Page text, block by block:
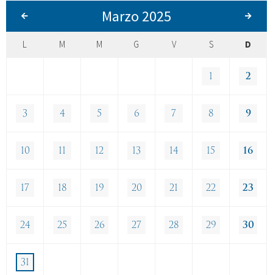
Marzo 2025
L M M G V S D
1 2
3 4 5 6 7 8 9
10 11 12 13 14 15 16
17 18 19 20 21 22 23
24 25 26 27 28 29 30
31